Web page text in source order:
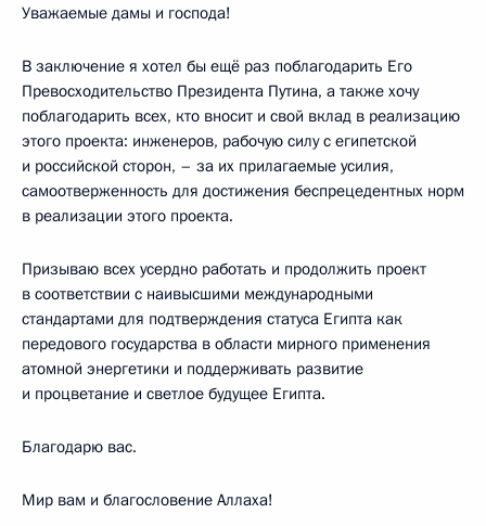
Уважаемые дамы и господа!
В заключение я хотел бы ещё раз поблагодарить Его
Превосходительство Президента Путина, а также хочу
поблагодарить всех, кто вносит и свой вклад в реализацию
этого проекта: инженеров, рабочую силу с египетской
и российской сторон, – за их прилагаемые усилия,
самоотверженность для достижения беспрецедентных норм
в реализации этого проекта.
Призываю всех усердно работать и продолжить проект
в соответствии с наивысшими международными
стандартами для подтверждения статуса Египта как
передового государства в области мирного применения
атомной энергетики и поддерживать развитие
и процветание и светлое будущее Египта.
Благодарю вас.
Мир вам и благословение Аллаха!